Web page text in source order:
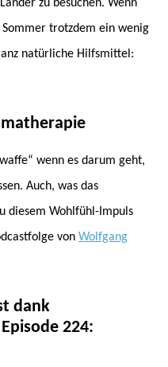
zu besuchen. Wenn
trotzdem ein wenig
natürliche Hilfsmittel:
wenn es darum geht,
Auch, was das
diesem Wohlfühl-Impuls
von Wolfgang
dank
224: